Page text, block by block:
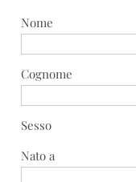
Nome
Cognome
Sesso
Nato a